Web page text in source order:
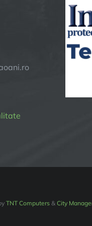
TNT Computers & City